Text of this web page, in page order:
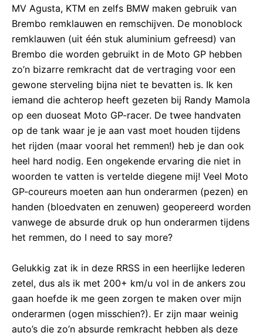
MV Agusta, KTM en zelfs BMW maken gebruik van
Brembo remklauwen en remschijven. De monoblock
remklauwen (uit één stuk aluminium gefreesd) van
Brembo die worden gebruikt in de Moto GP hebben
zo’n bizarre remkracht dat de vertraging voor een
gewone sterveling bijna niet te bevatten is. Ik ken
iemand die achterop heeft gezeten bij Randy Mamola
op een duoseat Moto GP-racer. De twee handvaten
op de tank waar je je aan vast moet houden tijdens
het rijden (maar vooral het remmen!) heb je dan ook
heel hard nodig. Een ongekende ervaring die niet in
woorden te vatten is vertelde diegene mij! Veel Moto
GP-coureurs moeten aan hun onderarmen (pezen) en
handen (bloedvaten en zenuwen) geopereerd worden
vanwege de absurde druk op hun onderarmen tijdens
het remmen, do I need to say more?
Gelukkig zat ik in deze RRSS in een heerlijke lederen
zetel, dus als ik met 200+ km/u vol in de ankers zou
gaan hoefde ik me geen zorgen te maken over mijn
onderarmen (ogen misschien?). Er zijn maar weinig
auto’s die zo’n absurde remkracht hebben als deze